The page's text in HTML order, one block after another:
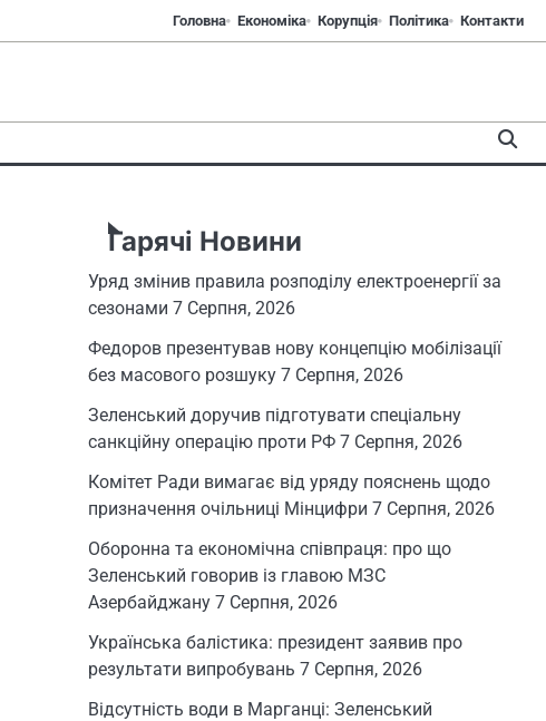
Головна Економіка Корупція Політика Контакти
Гарячі Новини
Уряд змінив правила розподілу електроенергії за
сезонами 7 Серпня, 2026
Федоров презентував нову концепцію мобілізації
без масового розшуку 7 Серпня, 2026
Зеленський доручив підготувати спеціальну
санкційну операцію проти РФ 7 Серпня, 2026
Комітет Ради вимагає від уряду пояснень щодо
призначення очільниці Мінцифри 7 Серпня, 2026
Оборонна та економічна співпраця: про що
Зеленський говорив із главою МЗС
Азербайджану 7 Серпня, 2026
Українська балістика: президент заявив про
результати випробувань 7 Серпня, 2026
Відсутність води в Марганці: Зеленський